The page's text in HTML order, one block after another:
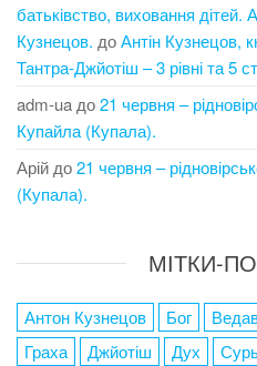
батьківство, виховання
Кузнецов. доАнтін Кузнецов,
Тантра-Джйотіш – 3 рівні та 5
adm-ua до21 червня –
Купайла (Купала).
Арій до21 червня –
(Купала).
МІТКИ-
Антон Кузнецов Бог
Граха
Джйотіш Дух